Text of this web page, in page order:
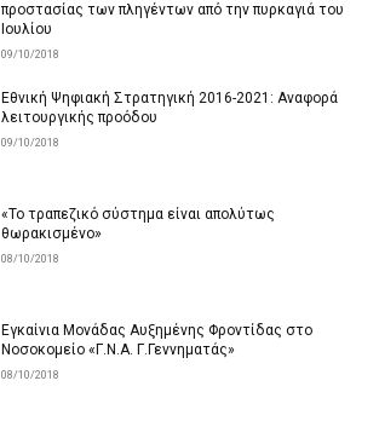
προστασίας των πληγέντων από την πυρκαγιά του
Ιουλίου
09/10/2018
Εθνική Ψηφιακή Στρατηγική 2016-2021: Αναφορά
λειτουργικής προόδου
09/10/2018
«Το τραπεζικό σύστημα είναι απολύτως
θωρακισμένο»
08/10/2018
Eγκαίνια Μονάδας Αυξημένης Φροντίδας στο
Νοσοκομείο «Γ.Ν.Α. Γ.Γεννηματάς»
08/10/2018